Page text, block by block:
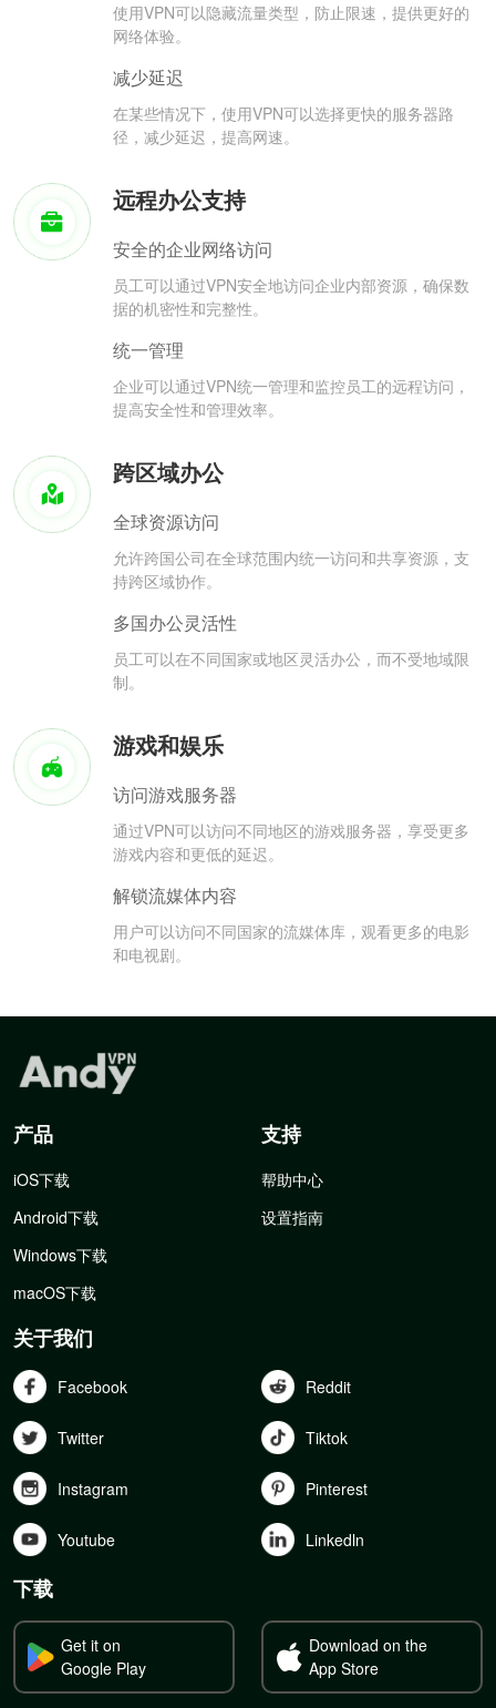
使用VPN可以隐藏流量类型，防止限速，提供更好的
网络体验。
减少延迟
在某些情况下，使用VPN可以选择更快的服务器路
径，减少延迟，提高网速。
远程办公支持
安全的企业网络访问
员工可以通过VPN安全地访问企业内部资源，确保数
据的机密性和完整性。
统一管理
企业可以通过VPN统一管理和监控员工的远程访问，
提高安全性和管理效率。
跨区域办公
全球资源访问
允许跨国公司在全球范围内统一访问和共享资源，支
持跨区域协作。
多国办公灵活性
员工可以在不同国家或地区灵活办公，而不受地域限
制。
游戏和娱乐
访问游戏服务器
通过VPN可以访问不同地区的游戏服务器，享受更多
游戏内容和更低的延迟。
解锁流媒体内容
用户可以访问不同国家的流媒体库，观看更多的电影
和电视剧。
产品
iOS下载
Android下载
Windows下载
macOS下载
支持
帮助中心
设置指南
关于我们
Facebook Reddit
Twitter Tiktok
Instagram Pinterest
Youtube Linkedln
下载
Get it on
Google Play
Download on the
App Store